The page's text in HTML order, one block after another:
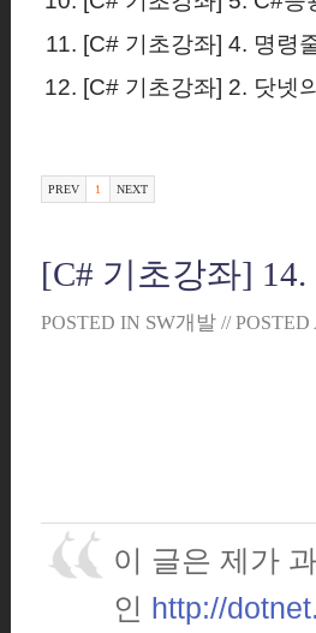
[C# 기초강좌] 4. 명령
[C# 기초강좌] 2. 닷넷
PREV 1 NEXT
[C# 기초강좌]
POSTED IN SW개발 // POSTED
이 글은 제가
인 http://